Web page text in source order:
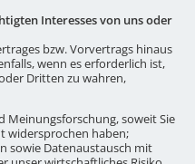
Interesses von uns oder
bzw. Vorvertrags hinaus
wenn es erforderlich ist,
Dritten zu wahren,
soweit Sie
widersprochen haben;
sowie Datenaustausch mit